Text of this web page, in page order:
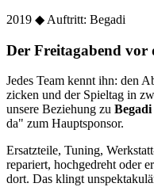
2019 ◆ Auftritt: Begadi
Der Freitagabend vor
Jedes Team kennt ihn: den
zicken und der Spieltag in
unsere Beziehung zu Begadi
da" zum Hauptsponsor.
Ersatzteile, Tuning,
repariert, hochgedreht oder
dort. Das klingt